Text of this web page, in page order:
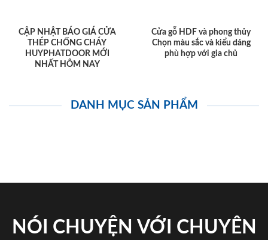
CẬP NHẬT BÁO GIÁ CỬA
THÉP CHỐNG CHÁY
HUYPHATDOOR MỚI
NHẤT HÔM NAY
Cửa gỗ HDF và phong thủy
Chọn màu sắc và kiểu dáng
phù hợp với gia chủ
DANH MỤC SẢN PHẨM
NÓI CHUYỆN VỚI CHUYÊN